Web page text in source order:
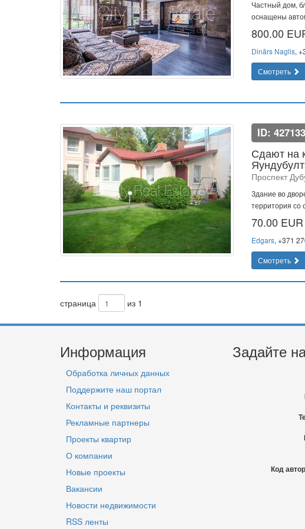
Частный дом,
оснащены
800.00
Dinārs Naglis,
Смотреть
ID: 427133
Сдают на
Проспект
Здание во
территория со
70.00
Edgars, +371
Смотреть
страница из 1
Информация
Обработка личных данных
Поддержите наш портал
Контакты и реквизиты
Рекламные партнеры
Проекты квартир
О компании
Новые проекты
Вакансии
Новости недвижимости
RSS ленты
Задайте
Код